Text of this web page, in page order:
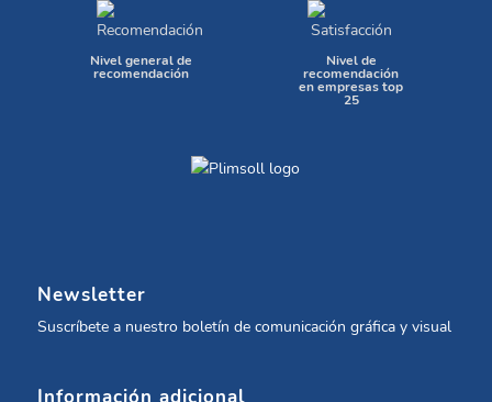
Nivel general de
recomendación
Nivel de
recomendación
en empresas top
25
Newsletter
Suscríbete a nuestro boletín de comunicación gráfica y visual